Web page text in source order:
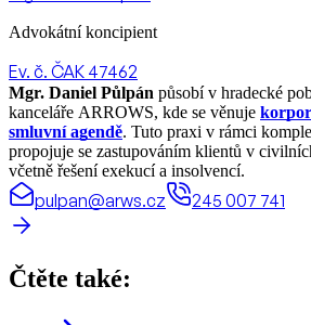
Advokátní koncipient
Ev. č. ČAK 47462
Mgr. Daniel Půlpán působí v hradecké
kanceláře ARROWS, kde se věnuje
smluvní agendě. Tuto praxi v rámci
propojuje se zastupováním klientů v
včetně řešení exekucí a insolvencí.
pulpan@arws.cz 245 007 741
Čtěte také: